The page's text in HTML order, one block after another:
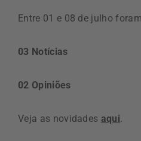
Entre 01 e 08 de julho
03 Notícias
02 Opiniões
Veja as novidades aqui.